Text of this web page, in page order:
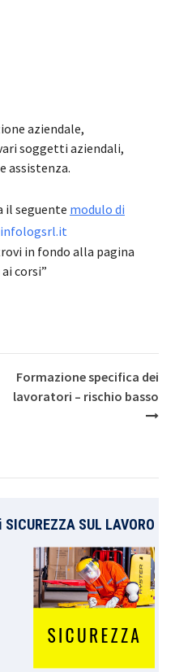
aziendale,
soggetti aziendali,
assistenza.
il seguente modulo di
in fondo alla pagina
corsi”
Formazione specifica dei
lavoratori – rischio basso
SUL LAVORO